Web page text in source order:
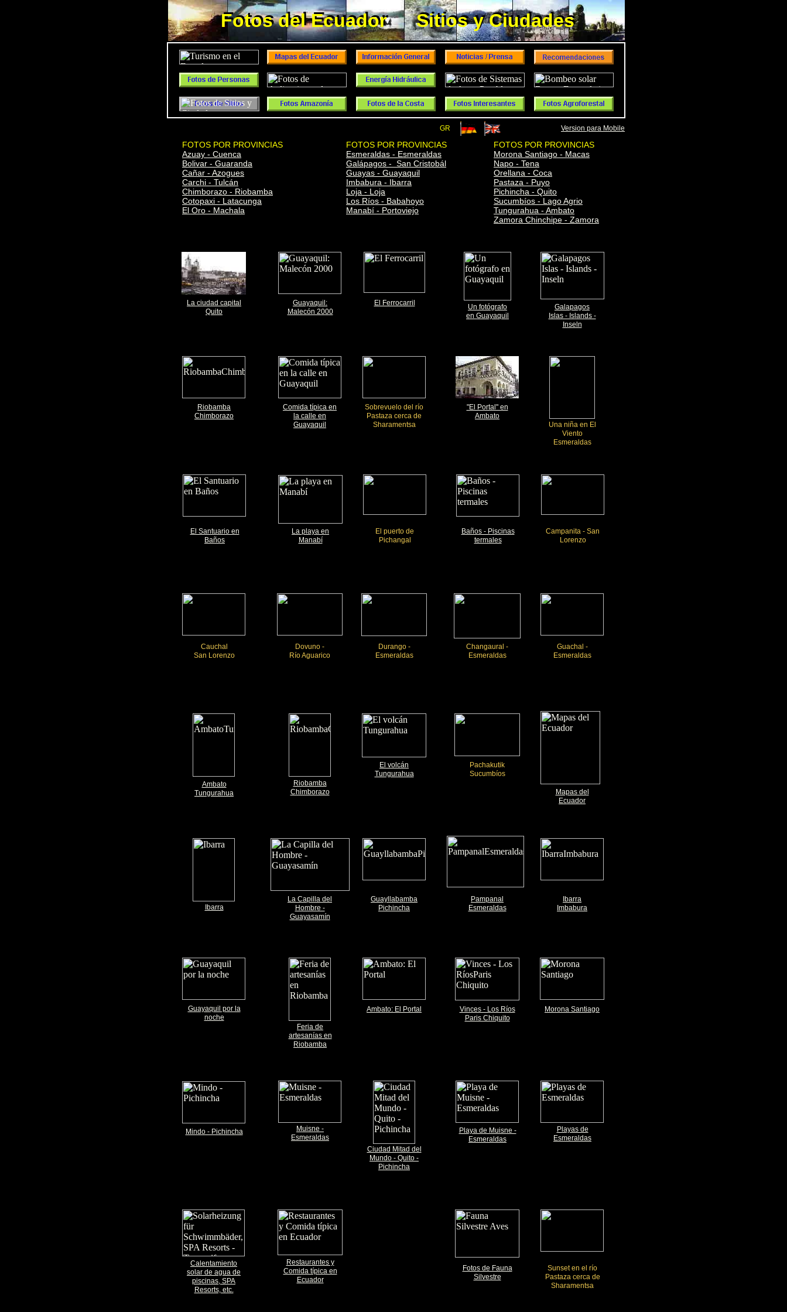
Sitios y Ciudades
Sitios y Ciudades
Fotos del Ecuador
Fotos del Ecuador
La ciudad capital
Quito
Guayaquil:
Malecón 2000
El Ferrocarril
Sunset en el río
Pastaza cerca de
Sharamentsa
Sobrevuelo del río
Pastaza cerca de
Sharamentsa
Un fotógrafo
en Guayaquil
Comida típica en
la calle en
Guayaquil
Riobamba
Chimborazo
"El Portal" en
Ambato
Una niña en El
Viento
Esmeraldas
El puerto de
Pichangal
La playa en
Manabí
El Santuario en
Baños
Baños - Piscinas
termales
Campanita - San
Lorenzo
Durango -
Esmeraldas
Dovuno -
Río Aguarico
Cauchal
San Lorenzo
Changaural -
Esmeraldas
Guachal -
Esmeraldas
Guayllabamba
Pichincha
La Capilla del
Hombre -
Guayasamín
Ibarra
Pampanal
Esmeraldas
Ibarra
Imbabura
El volcán
Tungurahua
Riobamba
Chimborazo
Ambato
Tungurahua
Pachakutik
Sucumbíos
Feria de
artesanías en
Riobamba
Guayaquil por la
noche
Ambato: El Portal
Vinces - Los Ríos
Paris Chiquito
Morona Santiago
Muisne -
Esmeraldas
Mindo - Pichincha
Ciudad Mitad del
Mundo - Quito -
Pichincha
Playa de Muisne -
Esmeraldas
Playas de
Esmeraldas
Mapas del
Ecuador
Galapagos
Islas - Islands -
Inseln
Fotos de Fauna
Silvestre
Restaurantes y
Comida típica en
Ecuador
Calentamiento
solar de agua de
piscinas, SPA
Resorts, etc.
FOTOS POR PROVINCIAS
Esmeraldas - Esmeraldas
Galápagos - San Cristobál
Guayas - Guayaquil
Imbabura - Ibarra
Loja - Loja
Los Ríos - Babahoyo
Manabí - Portoviejo
FOTOS POR PROVINCIAS
Morona Santiago - Macas
Napo - Tena
Orellana - Coca
Pastaza - Puyo
Pichincha - Quito
Sucumbíos - Lago Agrio
Tungurahua - Ambato
Zamora Chinchipe - Zamora
Version para Mobile
FOTOS POR PROVINCIAS
Azuay - Cuenca
Bolivar - Guaranda
Cañar - Azogues
Carchi - Tulcán
Chimborazo - Riobamba
Cotopaxi - Latacunga
El Oro - Machala
GR